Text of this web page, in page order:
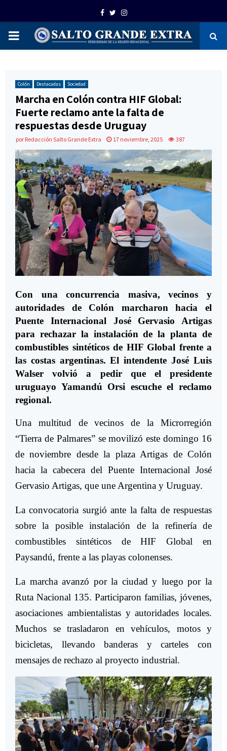
Facebook
TwitterInstagram
PRIMARY
Colón Destacadas Sociedad
Marcha en Colón contra HIF Global:
Fuerte reclamo ante la falta de
respuestas desde Uruguay
por Redacción Salto Grande Extra 17 noviembre, 2025 387
Con una concurrencia masiva, vecinos y
autoridades de Colón marcharon hacia el
Puente Internacional José Gervasio Artigas
para rechazar la instalación de la planta de
combustibles sintéticos de HIF Global frente a
las costas argentinas. El intendente José Luis
Walser volvió a pedir que el presidente
uruguayo Yamandú Orsi escuche el reclamo
regional.
Una multitud de vecinos de la Microrregión
“Tierra de Palmares” se movilizó este domingo 16
de noviembre desde la plaza Artigas de Colón
hacia la cabecera del Puente Internacional José
Gervasio Artigas, que une Argentina y Uruguay.
La convocatoria surgió ante la falta de respuestas
sobre la posible instalación de la refinería de
combustibles sintéticos de HIF Global en
Paysandú, frente a las playas colonenses.
La marcha avanzó por la ciudad y luego por la
Ruta Nacional 135. Participaron familias, jóvenes,
asociaciones ambientalistas y autoridades locales.
Muchos se trasladaron en vehículos, motos y
bicicletas, llevando banderas y carteles con
mensajes de rechazo al proyecto industrial.